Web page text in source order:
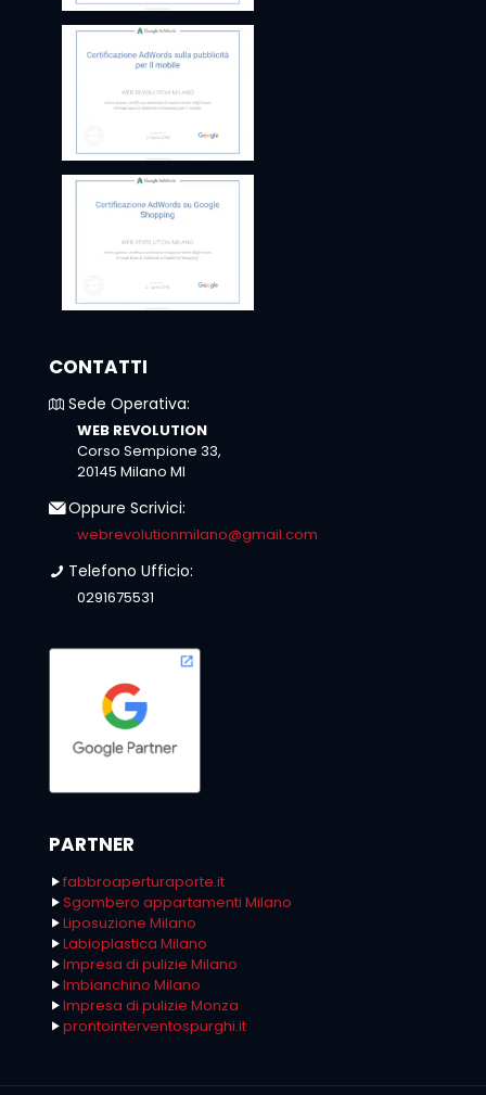
CONTATTI
Sede Operativa:
WEB REVOLUTION
Corso Sempione 33,
20145 Milano MI
Oppure Scrivici:
webrevolutionmilano@gmail.com
Telefono Ufficio:
0291675531
PARTNER
fabbroaperturaporte.it
Sgombero appartamenti Milano
Liposuzione Milano
Labioplastica Milano
Impresa di pulizie Milano
Imbianchino Milano
Impresa di pulizie Monza
prontointerventospurghi.it